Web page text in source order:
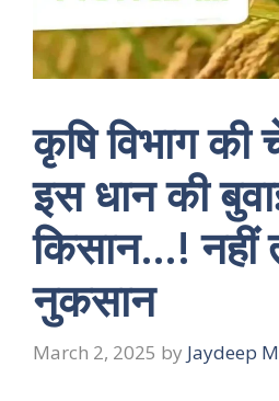
कृषि विभाग की
इस धान की
किसान…! नहीं
नुकसान
March 2, 2025 by Jaydeep